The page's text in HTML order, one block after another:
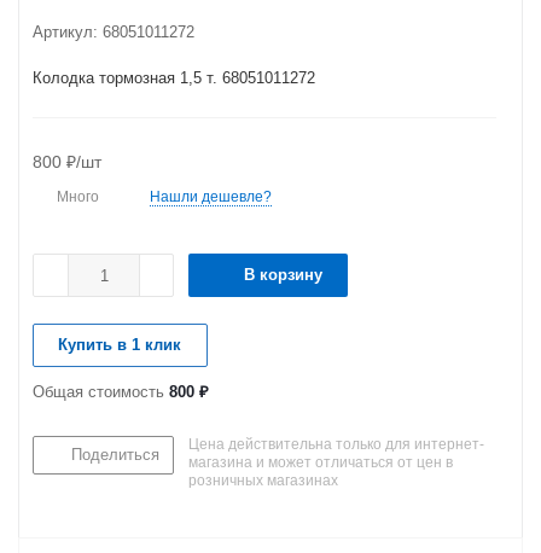
Артикул: 68051011272
Колодка тормозная 1,5 т. 68051011272
800 ₽/шт
Много Нашли дешевле?
В корзину
Купить в 1 клик
Общая стоимость 800 ₽
Поделиться
Цена действительна только для интернет-
магазина и может отличаться от цен в
розничных магазинах